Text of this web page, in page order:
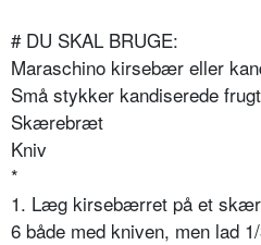
# DU SKAL BRUGE:
Maraschino kirsebær eller
Små stykker kandiserede
Skærebræt
Kniv
*
1. Læg kirsebærret på et
6 både med kniven, men lad